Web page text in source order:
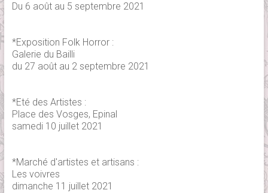
Du 6 août au 5 septembre 2021
*Exposition Folk Horror :
Galerie du Bailli
du 27 août au 2 septembre 2021
*Eté des Artistes :
Place des Vosges, Epinal
samedi 10 juillet 2021
*Marché d'artistes et artisans :
Les voivres
dimanche 11 juillet 2021